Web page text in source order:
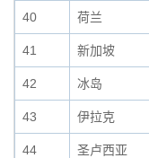
40 荷兰
41 新加坡
42 冰岛
43 伊拉克
44 圣卢西亚